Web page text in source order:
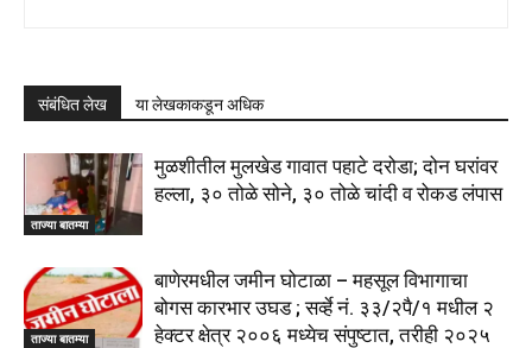
संबंधित लेख या लेखकाकडून अधिक
ताज्या बातम्या
मुळशीतील मुलखेड गावात पहाटे दरोडा; दोन घरांवर
हल्ला, ३० तोळे सोने, ३० तोळे चांदी व रोकड लंपास
ताज्या बातम्या
बाणेरमधील जमीन घोटाळा – महसूल विभागाचा
बोगस कारभार उघड ; सर्व्हे नं. ३३/२पै/१ मधील २
हेक्टर क्षेत्र २००६ मध्येच संपुष्टात, तरीही २०२५